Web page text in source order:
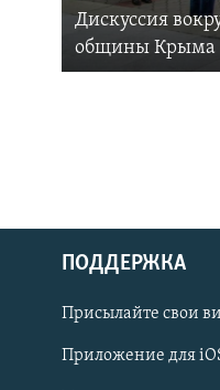
Українською
Qırımtatar
Дискуссия
общины Крыма
ПОДДЕРЖКА
Присылайте свои
Приложение для